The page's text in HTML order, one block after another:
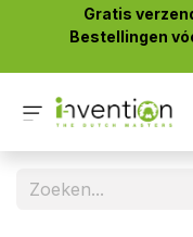
Overslaan naar inhoud
Gratis
Bestellingen